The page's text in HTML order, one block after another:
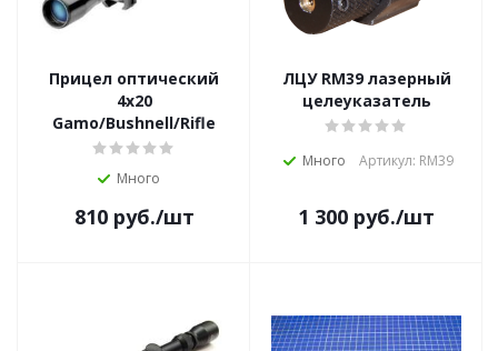
Прицел оптический
4x20
Gamo/Bushnell/Rifle
Много
810руб./шт
ЛЦУ RM39 лазерный
целеуказатель
Много Артикул: RM39
1 300 руб./шт